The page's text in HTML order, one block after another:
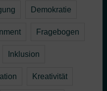
Demokratie
Fragebogen
Inklusion
Kreativität